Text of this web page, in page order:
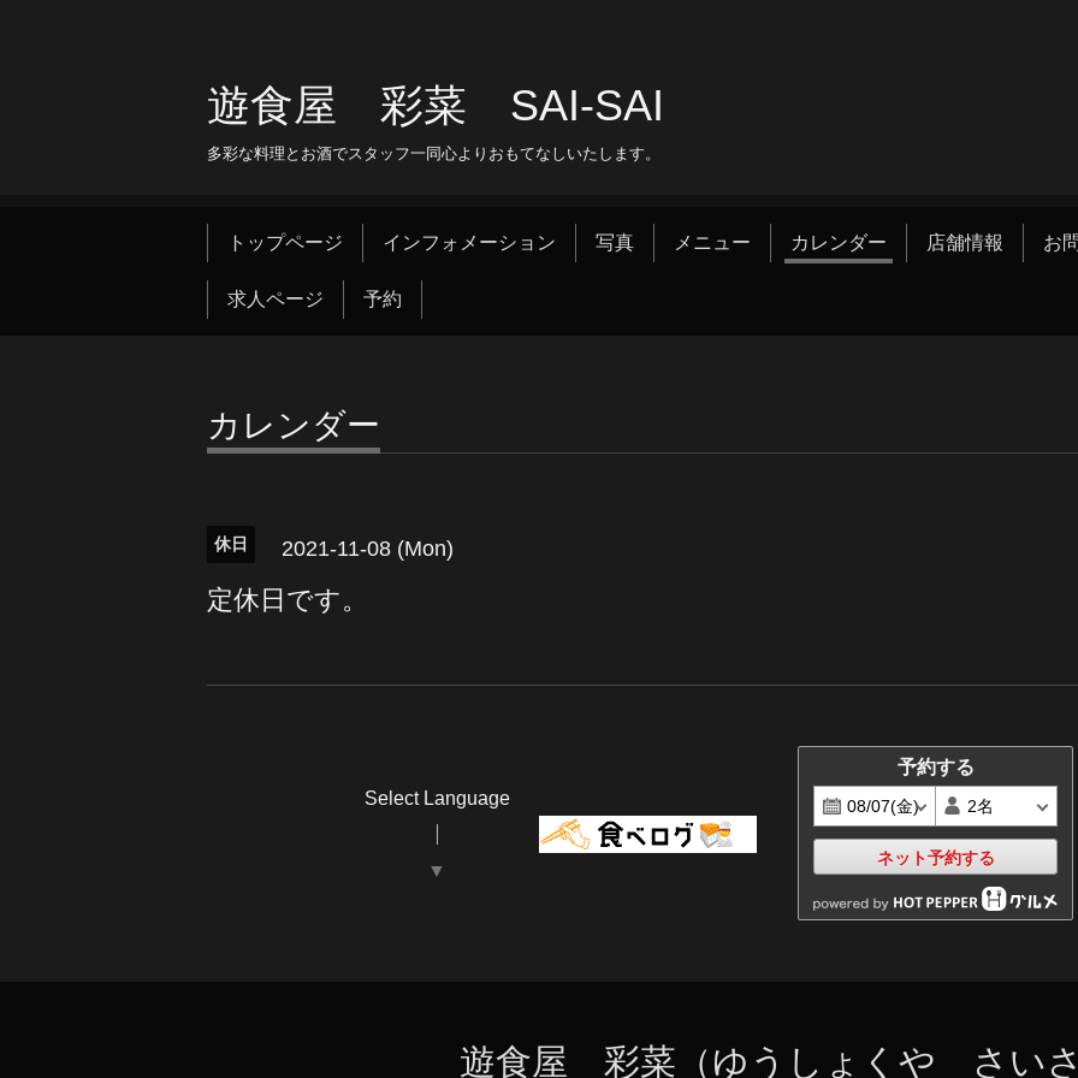
遊食屋 彩菜 SAI‐SAI
多彩な料理とお酒でスタッフ一同心よりおもてなしいたします。
トップページ インフォメーション 写真 メニュー カレンダー 店舗情報 お
求人ページ 予約
カレンダー
休日 2021-11-08 (Mon)
定休日です。
Select Language
▼
予約する
ネット予約する
遊食屋 彩菜（ゆうしょくや さい